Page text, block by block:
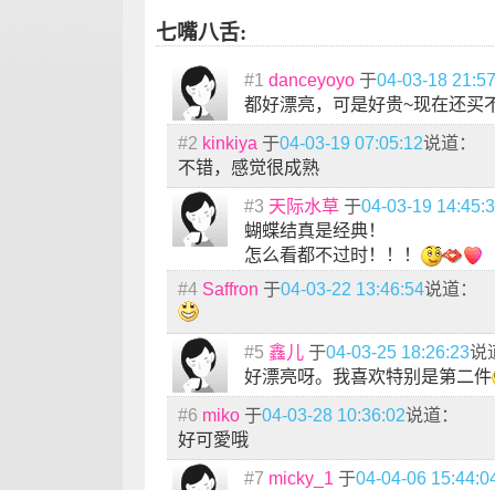
七嘴八舌:
#1 danceyoyo 于04-03-18
都好漂亮，可是好贵~现在还买
#2 kinkiya 于04-03-19 07:05:12说道：
不错，感觉很成熟
#3 天际水草 于04-03-19
蝴蝶结真是经典！
怎么看都不过时！！！
#4 Saffron 于04-03-22 13:46:54说道：
#5 鑫儿 于04-03-25 18:26:23说
好漂亮呀。我喜欢特别是第二件
#6 miko 于04-03-28 10:36:02说道：
好可愛哦
#7 micky_1 于04-04-06